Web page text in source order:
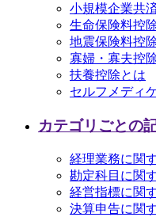
小規模企業共
生命保険料控
地震保険料控
寡婦・寡夫控
扶養控除とは
セルフメディ
カテゴリごとの
経理業務に関
勘定科目に関
経営指標に関
決算申告に関